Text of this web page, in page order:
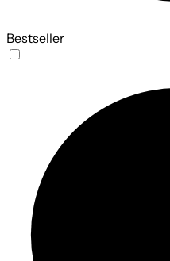
Bestseller